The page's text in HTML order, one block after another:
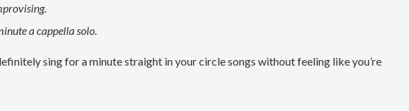
a cappella solo.
sing for a minute straight in your circle songs without feeling like you’re